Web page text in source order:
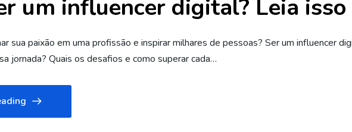
um influencer digital? Leia isso
sua paixão em uma profissão e inspirar milhares de pessoas? Ser um influencer
jornada? Quais os desafios e como superar cada…